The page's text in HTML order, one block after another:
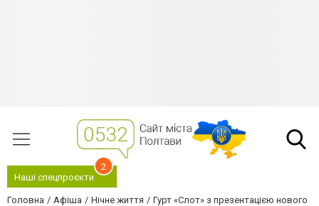
Наші спецпроєкти
2
Головна Афіша Нічне життя
Гурт «Слот» з презентацією нового